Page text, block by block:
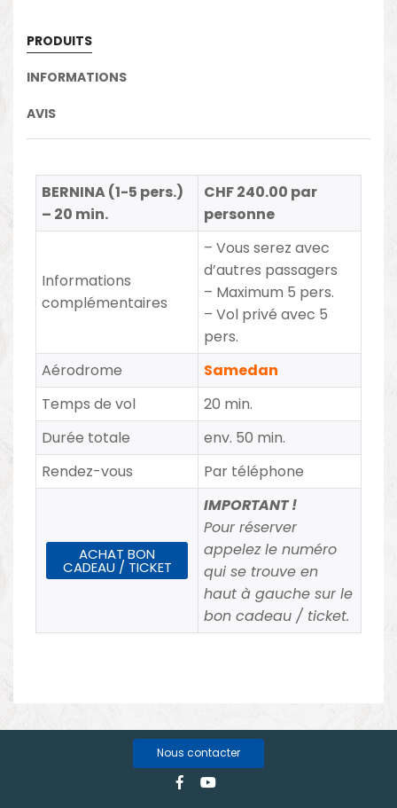
PRODUITS
INFORMATIONS
AVIS
BERNINA (1-5 pers.)
– 20 min.
CHF 240.00 par
personne
Informations
complémentaires
– Vous serez avec
d’autres passagers
– Maximum 5 pers.
– Vol privé avec 5
pers.
Aérodrome
Samedan
Temps de vol
20 min.
Durée totale
env. 50 min.
Rendez-vous
Par téléphone
ACHAT BON
CADEAU / TICKET
IMPORTANT !
Pour réserver
appelez le numéro
qui se trouve en
haut à gauche sur le
bon cadeau / ticket.
Nous contacter